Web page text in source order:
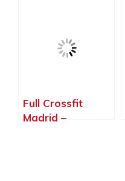
Full Crossfit
Madrid –